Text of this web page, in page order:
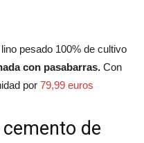
pesado 100% de cultivo
con pasabarras. Con
por 79,99 euros
de